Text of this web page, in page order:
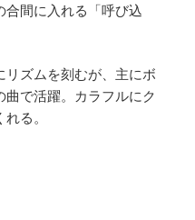
合間に入れる「呼び込
ズムを刻むが、主にボ
で活躍。カラフルにク
る。